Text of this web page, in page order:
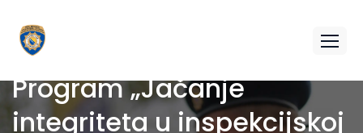
Program „Jačanje
integriteta u inspekcijskoj